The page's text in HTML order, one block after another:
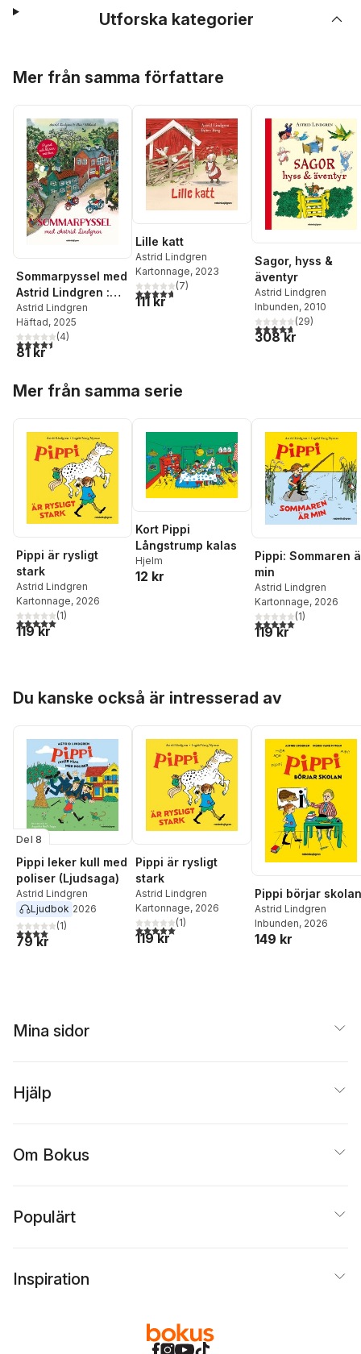
Utforska kategorier
Mer från samma författare
Sommarpyssel med
Astrid Lindgren :
med klistermärken
Astrid Lindgren
Häftad, 2025
4,5utav 5 stjärnor. Totalt antal röster:
(4)
81 kr
Lille katt
Astrid Lindgren
Kartonnage, 2023
4,7utav 5 stjärnor. Totalt antal röster:
(7)
111 kr
Sagor, hyss &
äventyr
Astrid Lindgren
Inbunden, 2010
4,7utav 5 stjärnor.
(29)
308 kr
Mer från samma serie
Pippi är rysligt
stark
Astrid Lindgren
Kartonnage, 2026
5,0utav 5 stjärnor. Totalt antal röster:
(1)
119 kr
Kort Pippi
Långstrump kalas
Hjelm
12 kr
Pippi: Sommaren
min
Astrid Lindgren
Kartonnage, 2026
5,0utav 5 stjärnor.
(1)
119 kr
Du kanske också är intresserad av
Del 8
Pippi leker kull med
poliser (Ljudsaga)
Astrid Lindgren
Ljudbok 2026
4,0utav 5 stjärnor. Totalt antal röster:
(1)
79 kr
Pippi är rysligt
stark
Astrid Lindgren
Kartonnage, 2026
5,0utav 5 stjärnor. Totalt antal röster:
(1)
119 kr
Pippi börjar skolan
Astrid Lindgren
Inbunden, 2026
149 kr
Mina sidor
Hjälp
Om Bokus
Populärt
Inspiration